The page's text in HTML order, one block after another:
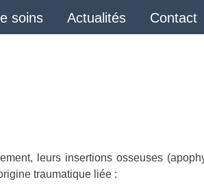
soins Actualités Contact
leurs insertions osseuses
traumatique liée :